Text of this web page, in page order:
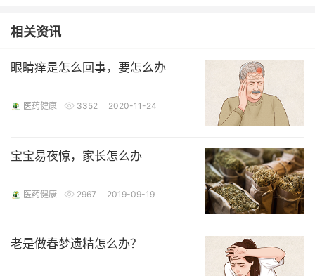
相关资讯
眼睛痒是怎么回事，要怎么办
医药健康 3352 2020-11-24
宝宝易夜惊，家长怎么办
医药健康 2967 2019-09-19
老是做春梦遗精怎么办？